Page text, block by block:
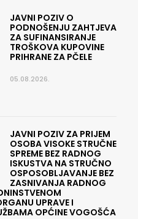
JAVNI POZIV O
PODNOŠENJU ZAHTJEVA
ZA SUFINANSIRANJE
TROŠKOVA KUPOVINE
PRIHRANE ZA PČELE
05.08.2026.
JAVNI POZIV ZA PRIJEM
OSOBA VISOKE STRUČNE
SPREME BEZ RADNOG
ISKUSTVA NA STRUČNO
OSPOSOBLJAVANJE BEZ
ZASNIVANJA RADNOG
UPRAVE I
OPĆINE VOGOŠĆA